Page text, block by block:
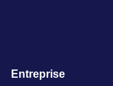
Entreprise